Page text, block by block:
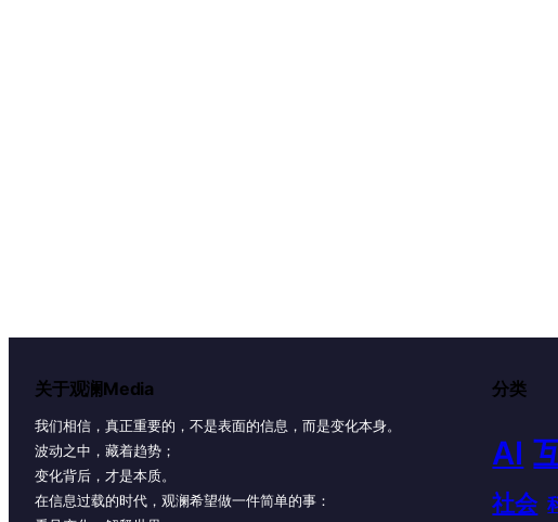
关于观澜Media
我们相信，真正重要的，不是表面的信息，而是变化本身。
波动之中，藏着趋势；
变化背后，才是本质。
在信息过载的时代，观澜希望做一件简单的事：
分类
AI
社会